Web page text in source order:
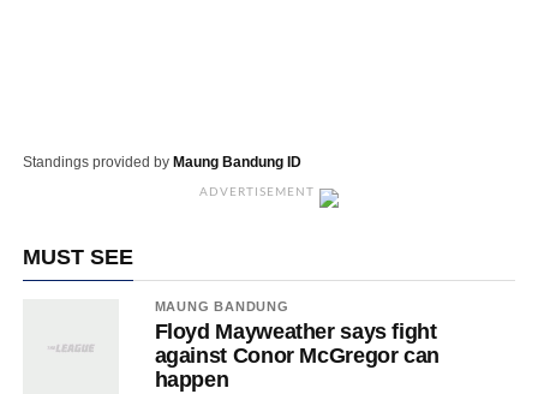
Standings provided by Maung Bandung ID
ADVERTISEMENT
MUST SEE
MAUNG BANDUNG
Floyd Mayweather says fight
against Conor McGregor can
happen